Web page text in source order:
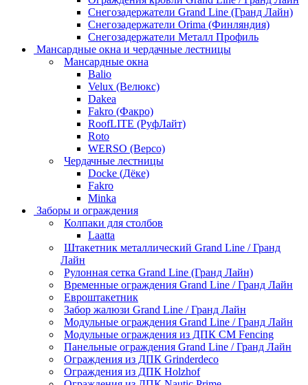
Снегозадержатели Grand Line (Гранд Лайн)
Снегозадержатели Orima (Финляндия)
Снегозадержатели Металл Профиль
Мансардные окна и чердачные лестницы
Мансардные окна
Balio
Velux (Велюкс)
Dakea
Fakro (Факро)
RoofLITE (РуфЛайт)
Roto
WERSO (Версо)
Чердачные лестницы
Docke (Дёке)
Fakro
Minka
Заборы и ограждения
Колпаки для столбов
Laatta
Штакетник металлический Grand Line / Гранд
Лайн
Рулонная сетка Grand Line (Гранд Лайн)
Временные ограждения Grand Line / Гранд Лайн
Евроштакетник
Забор жалюзи Grand Line / Гранд Лайн
Модульные ограждения Grand Line / Гранд Лайн
Модульные ограждения из ДПК CM Fencing
Панельные ограждения Grand Line / Гранд Лайн
Ограждения из ДПК Grinderdeco
Ограждения из ДПК Holzhof